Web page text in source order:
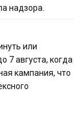
надзора.
или
7 августа, когда
кампания, что